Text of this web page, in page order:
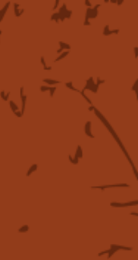
PT